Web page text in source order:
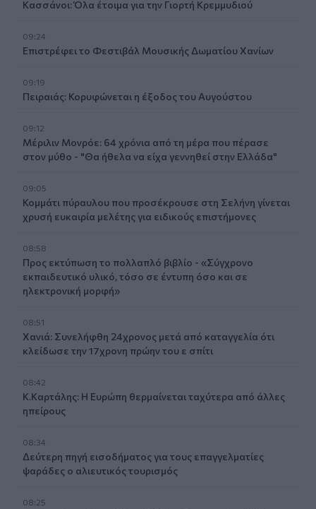
Κασσάνοι: Όλα έτοιμα για την Γιορτή Κρεμμυδιού
09:24
Επιστρέφει το Φεστιβάλ Μουσικής Δωματίου Χανίων
09:19
Πειραιάς: Κορυφώνεται η έξοδος του Αυγούστου
09:12
Μέριλιν Μονρόε: 64 χρόνια από τη μέρα που πέρασε
στον μύθο - "Θα ήθελα να είχα γεννηθεί στην Ελλάδα"
09:05
Κομμάτι πύραυλου που προσέκρουσε στη Σελήνη γίνεται
χρυσή ευκαιρία μελέτης για ειδικούς επιστήμονες
08:58
Προς εκτύπωση το πολλαπλό βιβλίο - «Σύγχρονο
εκπαιδευτικό υλικό, τόσο σε έντυπη όσο και σε
ηλεκτρονική μορφή»
08:51
Χανιά: Συνελήφθη 24χρονος μετά από καταγγελία ότι
κλείδωσε την 17χρονη πρώην του ε σπίτι
08:42
Κ.Καρτάλης: Η Ευρώπη θερμαίνεται ταχύτερα από άλλες
ηπείρους
08:34
Δεύτερη πηγή εισοδήματος για τους επαγγελματίες
ψαράδες ο αλιευτικός τουρισμός
08:25